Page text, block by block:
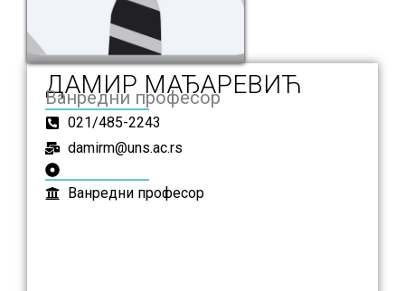
ДАМИР МАЂАРЕВИЋ
Ванредни професор
021/485-2243
damirm@uns.ac.rs
Ванредни професор